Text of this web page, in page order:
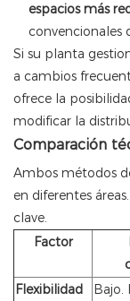
espacios más
convencionales
Si su planta
a cambios
ofrece la
modificar la
Comparación
Ambos métodos
en diferentes
clave.
Factor
Flexibilidad
Bajo.